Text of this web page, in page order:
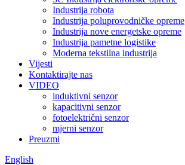
Industrija robota
Industrija poluprovodničke opreme
Industrija nove energetske opreme
Industrija pametne logistike
Moderna tekstilna industrija
Vijesti
Kontaktirajte nas
VIDEO
induktivni senzor
kapacitivni senzor
fotoelektrični senzor
mjerni senzor
Preuzmi
English